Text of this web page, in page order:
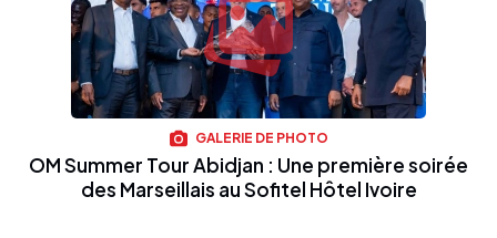
GALERIE DE PHOTO
OM Summer Tour Abidjan : Une première soirée
des Marseillais au Sofitel Hôtel Ivoire